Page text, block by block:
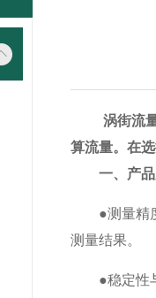
涡街流
算流量。在
一、产
●测量精度
测量结果。
●稳定性与